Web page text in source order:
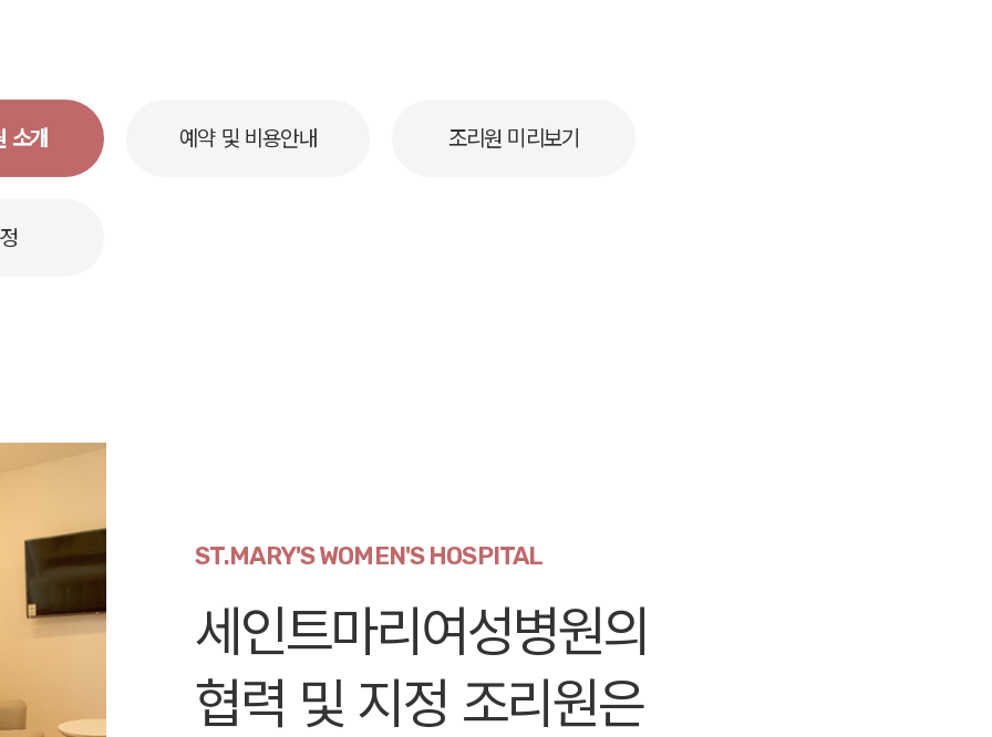
소개 예약 및 비용안내 조리원 미리보기
ST.MARY'S WOMEN'S HOSPITAL
세인트마리여성병원의
협력 및 지정 조리원은